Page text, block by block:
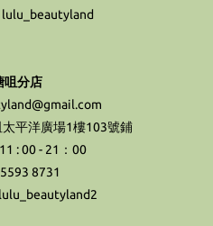
lulu_beautyland
咀分店
太平洋廣場1樓103號鋪
11 : 00 - 21：00
8731
lulu_beautyland2